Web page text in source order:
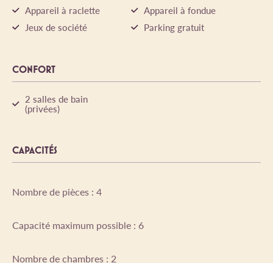
Appareil à raclette
Appareil à fondue
Jeux de société
Parking gratuit
CONFORT
2 salles de bain
(privées)
CAPACITÉS
Nombre de pièces : 4
Capacité maximum possible : 6
Nombre de chambres : 2